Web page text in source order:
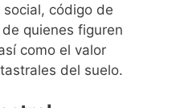
código de
quienes figuren
como el valor
del suelo.